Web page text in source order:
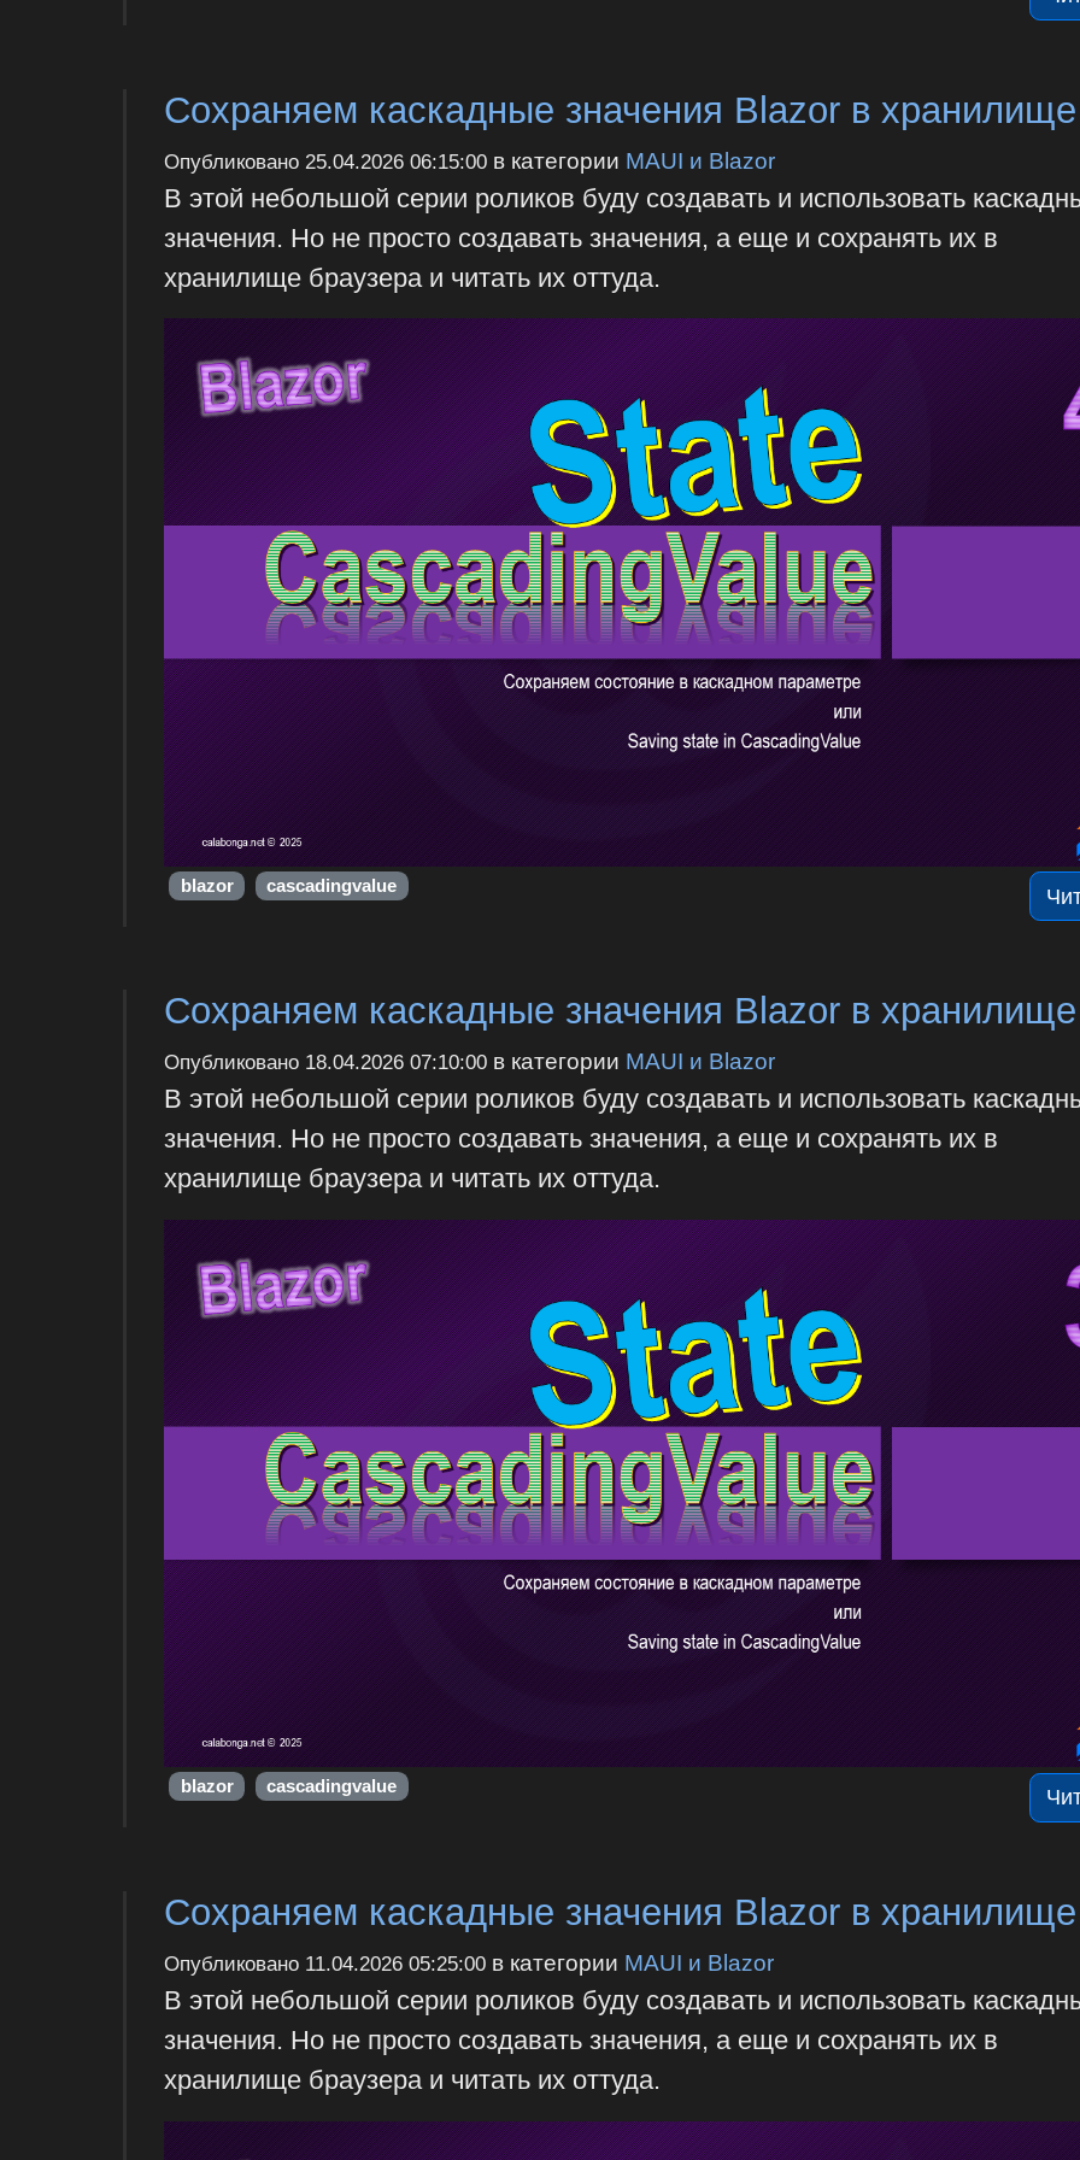
Сохраняем каскадные значения Blazor в
Опубликовано 25.04.2026 06:15:00в категории MAUI и Blazor
В этой небольшой серии роликов буду создавать и использовать
значения. Но не просто создавать значения, а еще и сохранять их в
хранилище браузера и читать их оттуда.
blazor cascadingvalue
Сохраняем каскадные значения Blazor в
Опубликовано 18.04.2026 07:10:00в категории MAUI и Blazor
В этой небольшой серии роликов буду создавать и использовать
значения. Но не просто создавать значения, а еще и сохранять их в
хранилище браузера и читать их оттуда.
blazor cascadingvalue
Сохраняем каскадные значения Blazor в
Опубликовано 11.04.2026 05:25:00в категории MAUI и Blazor
В этой небольшой серии роликов буду создавать и использовать
значения. Но не просто создавать значения, а еще и сохранять их в
хранилище браузера и читать их оттуда.